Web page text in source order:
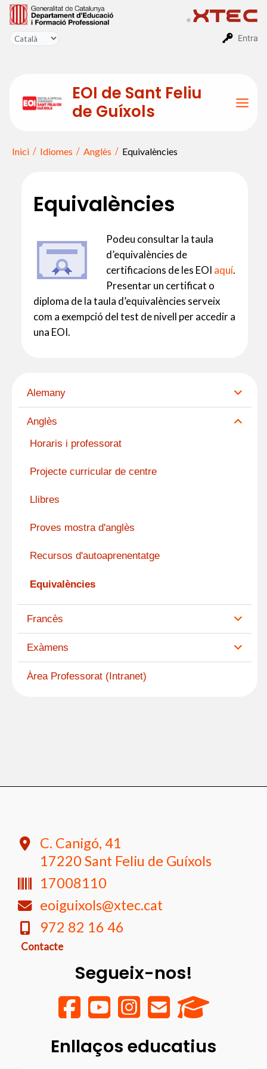
Entra
Vés
contingut
EOI de Sant Feliu
de Guíxols
Inici Idiomes Anglès Equivalències
Alemany
Anglès
Horaris i professorat
Projecte curricular de centre
Llibres
Proves mostra d'anglès
Recursos d'autoaprenentatge
Equivalències
Francès
Exàmens
Àrea Professorat (Intranet)
Equivalències
Podeu consultar la taula
d’equivalències de
certificacions de les EOI aquí.
Presentar un certificat o
diploma de la taula d’equivalències serveix
com a exempció del test de nivell per accedir a
una EOI.
C. Canigó, 41
17220 Sant Feliu de Guíxols
17008110
eoiguixols@xtec.cat
972 82 16 46
Contacte
Segueix-nos!
Enllaços educatius